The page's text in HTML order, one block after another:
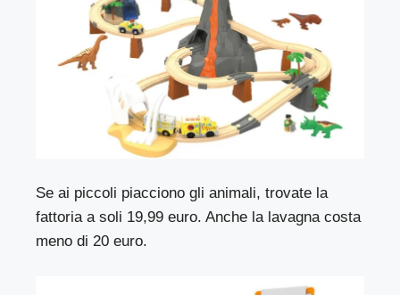
Se ai piccoli piacciono gli animali, trovate la
fattoria a soli 19,99 euro. Anche la lavagna costa
meno di 20 euro.